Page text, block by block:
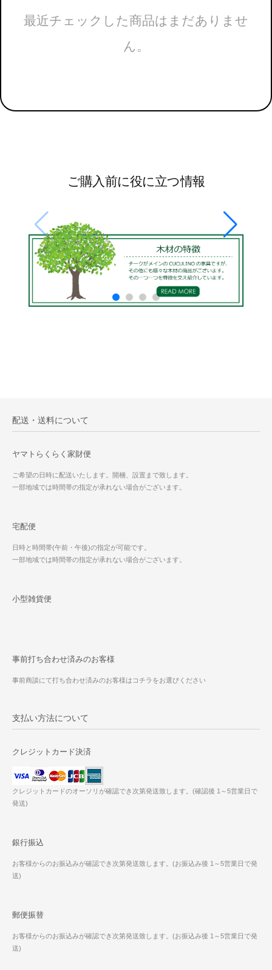
最近チェックした商品はまだありませ
ん。
ご購入前に役に立つ情報
配送・送料について
ヤマトらくらく家財便
ご希望の日時に配送いたします。開梱、設置まで致します。
一部地域では時間帯の指定が承れない場合がございます。
宅配便
日時と時間帯(午前・午後)の指定が可能です。
一部地域では時間帯の指定が承れない場合がございます。
小型雑貨便
事前打ち合わせ済みのお客様
事前商談にて打ち合わせ済みのお客様はコチラをお選びください
支払い方法について
クレジットカード決済
クレジットカードのオーソリが確認でき次第発送致します。(確認後 1～5営業日で
発送)
銀行振込
お客様からのお振込みが確認でき次第発送致します。(お振込み後 1～5営業日で発
送)
郵便振替
お客様からのお振込みが確認でき次第発送致します。(お振込み後 1～5営業日で発
送)